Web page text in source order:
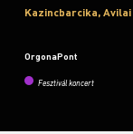
Kazincbarcika,
OrgonaPont
Fesztivál koncert